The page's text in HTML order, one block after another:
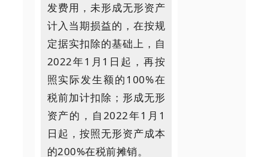
发费用，未形成无形资产
计入当期损益的，在按规
定据实扣除的基础上，自
2022年1月1日起，再按
照实际发生额的100%在
税前加计扣除；形成无形
资产的，自2022年1月1
日起，按照无形资产成本
的200%在税前摊销。